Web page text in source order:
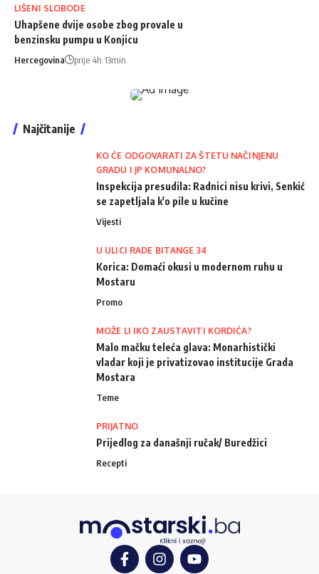
LIŠENI SLOBODE
Uhapšene dvije osobe zbog provale u
benzinsku pumpu u Konjicu
Hercegovina prije 4h 13min
Najčitanije
KO ĆE ODGOVARATI ZA ŠTETU NAČINJENU
GRADU I JP KOMUNALNO?
Inspekcija presudila: Radnici nisu krivi, Senkić
se zapetljala k'o pile u kučine
Vijesti
U ULICI RADE BITANGE 34
Korica: Domaći okusi u modernom ruhu u
Mostaru
Promo
MOŽE LI IKO ZAUSTAVITI KORDIĆA?
Malo mačku teleća glava: Monarhistički
vladar koji je privatizovao institucije Grada
Mostara
Teme
PRIJATNO
Prijedlog za današnji ručak/ Buredžici
Recepti